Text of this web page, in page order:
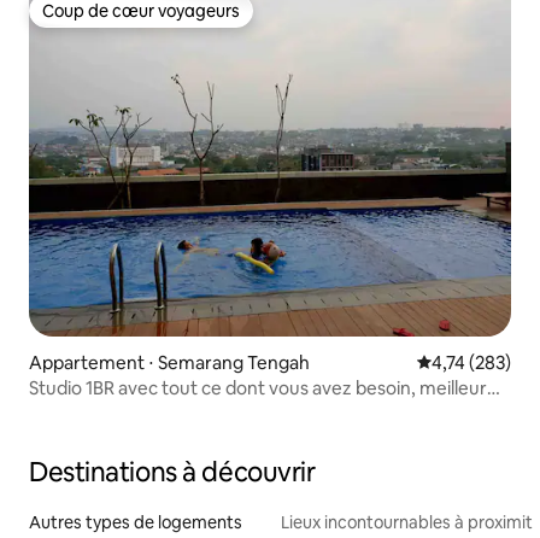
Coup de cœur voyageurs
Coup de cœur voyageurs
Appartement ⋅ Semarang Tengah Évaluation
4,74 (283)
Studio 1BR avec tout ce dont vous avez besoin, meilleur
Destinations à découvrir
Autres types de logements Lieux incontournables à